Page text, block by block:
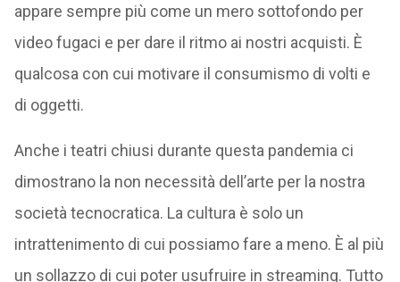
appare sempre più come un mero sottofondo per
video fugaci e per dare il ritmo ai nostri acquisti. È
qualcosa con cui motivare il consumismo di volti e
di oggetti.
Anche i teatri chiusi durante questa pandemia ci
dimostrano la non necessità dell’arte per la nostra
società tecnocratica. La cultura è solo un
intrattenimento di cui possiamo fare a meno. È al più
un sollazzo di cui poter usufruire in streaming. Tutto